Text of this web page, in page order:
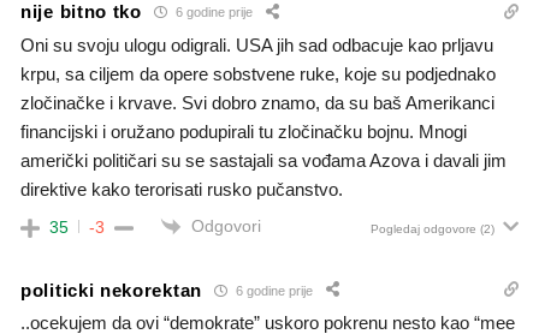
nije bitno tko 6 godine prije
Oni su svoju ulogu odigrali. USA jih sad odbacuje kao prljavu
krpu, sa ciljem da opere sobstvene ruke, koje su podjednako
zločinačke i krvave. Svi dobro znamo, da su baš Amerikanci
financijski i oružano podupirali tu zločinačku bojnu. Mnogi
američki političari su se sastajali sa vođama Azova i davali jim
direktive kako terorisati rusko pučanstvo.
35 -3 Odgovori Pogledaj odgovore (2)
politicki nekorektan 6 godine prije
..ocekujem da ovi “demokrate” uskoro pokrenu nesto kao “mee